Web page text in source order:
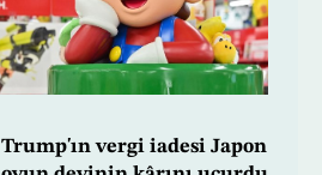
Trump'ın vergi iadesi Japon